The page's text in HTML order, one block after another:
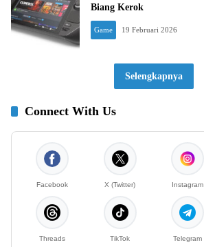
Biang Kerok
Game 19 Februari 2026
Selengkapnya
Connect With Us
Facebook X (Twitter) Instagram
Threads TikTok Telegram